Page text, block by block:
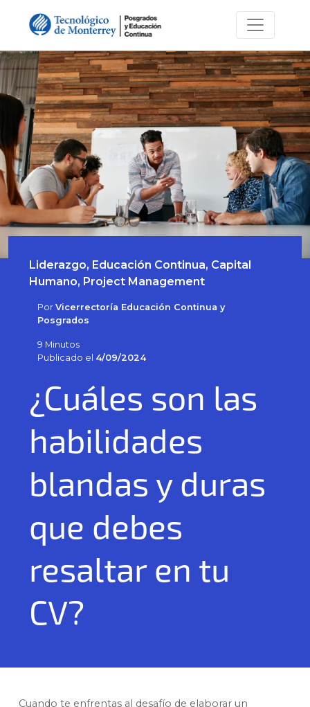
Liderazgo, Educación Continua, Capital
Humano, Project Management
Por Vicerrectoría Educación Continua y
Posgrados
9 Minutos
Publicado el 4/09/2024
¿Cuáles son las
habilidades
blandas y duras
que debes
resaltar en tu
CV?
Cuando te enfrentas al desafío de elaborar un